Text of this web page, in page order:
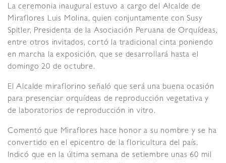
La ceremonia inaugural estuvo a cargo del Alcalde de
Miraflores Luis Molina, quien conjuntamente con Susy
Spitler, Presidenta de la Asociación Peruana de Orquídeas,
entre otros invitados, cortó la tradicional cinta poniendo
en marcha la exposición, que se desarrollará hasta el
domingo 20 de octubre.
El Alcalde miraflorino señaló que será una buena ocasión
para presenciar orquídeas de reproducción vegetativa y
de laboratorios de reproducción in vitro.
Comentó que Miraflores hace honor a su nombre y se ha
convertido en el epicentro de la floricultura del país.
Indicó que en la última semana de setiembre unas 60 mil